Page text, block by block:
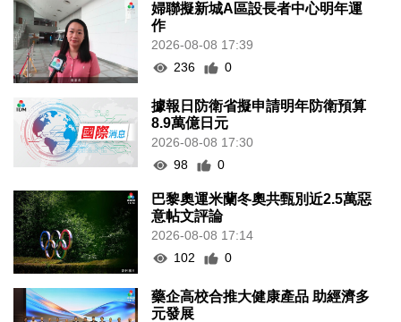
婦聯擬新城A區設長者中心明年運
作
2026-08-08 17:39
236
0
據報日防衛省擬申請明年防衛預算
8.9萬億日元
2026-08-08 17:30
98
0
巴黎奧運米蘭冬奧共甄別近2.5萬惡
意帖文評論
2026-08-08 17:14
102
0
藥企高校合推大健康產品 助經濟多
元發展